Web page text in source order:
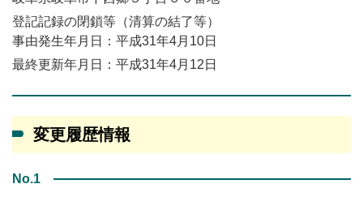
登記記録の閉鎖等（清算の結了等）
事由発生年月日：平成31年4月10日
最終更新年月日：平成31年4月12日
変更履歴情報
No.1